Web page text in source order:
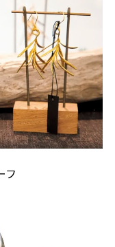
フ